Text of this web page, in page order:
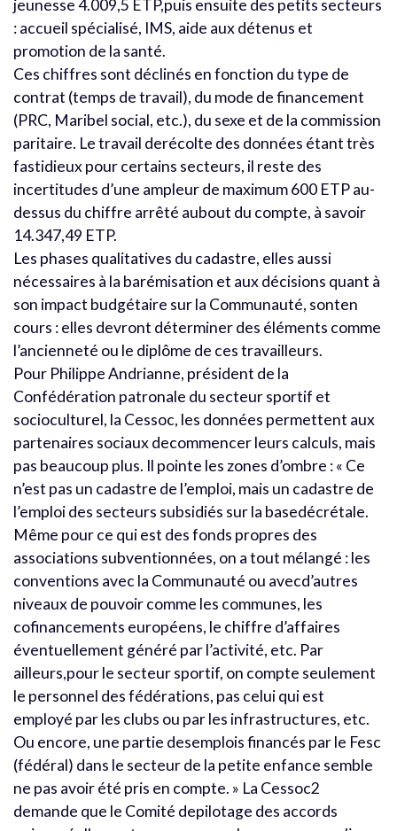
jeunesse 4.009,5 ETP,puis ensuite des petits secteurs
: accueil spécialisé, IMS, aide aux détenus et
promotion de la santé.
Ces chiffres sont déclinés en fonction du type de
contrat (temps de travail), du mode de financement
(PRC, Maribel social, etc.), du sexe et de la commission
paritaire. Le travail derécolte des données étant très
fastidieux pour certains secteurs, il reste des
incertitudes d’une ampleur de maximum 600 ETP au-
dessus du chiffre arrêté aubout du compte, à savoir
14.347,49 ETP.
Les phases qualitatives du cadastre, elles aussi
nécessaires à la barémisation et aux décisions quant à
son impact budgétaire sur la Communauté, sonten
cours : elles devront déterminer des éléments comme
l’ancienneté ou le diplôme de ces travailleurs.
Pour Philippe Andrianne, président de la
Confédération patronale du secteur sportif et
socioculturel, la Cessoc, les données permettent aux
partenaires sociaux decommencer leurs calculs, mais
pas beaucoup plus. Il pointe les zones d’ombre : « Ce
n’est pas un cadastre de l’emploi, mais un cadastre de
l’emploi des secteurs subsidiés sur la basedécrétale.
Même pour ce qui est des fonds propres des
associations subventionnées, on a tout mélangé : les
conventions avec la Communauté ou avecd’autres
niveaux de pouvoir comme les communes, les
cofinancements européens, le chiffre d’affaires
éventuellement généré par l’activité, etc. Par
ailleurs,pour le secteur sportif, on compte seulement
le personnel des fédérations, pas celui qui est
employé par les clubs ou par les infrastructures, etc.
Ou encore, une partie desemplois financés par le Fesc
(fédéral) dans le secteur de la petite enfance semble
ne pas avoir été pris en compte. » La Cessoc2
demande que le Comité depilotage des accords